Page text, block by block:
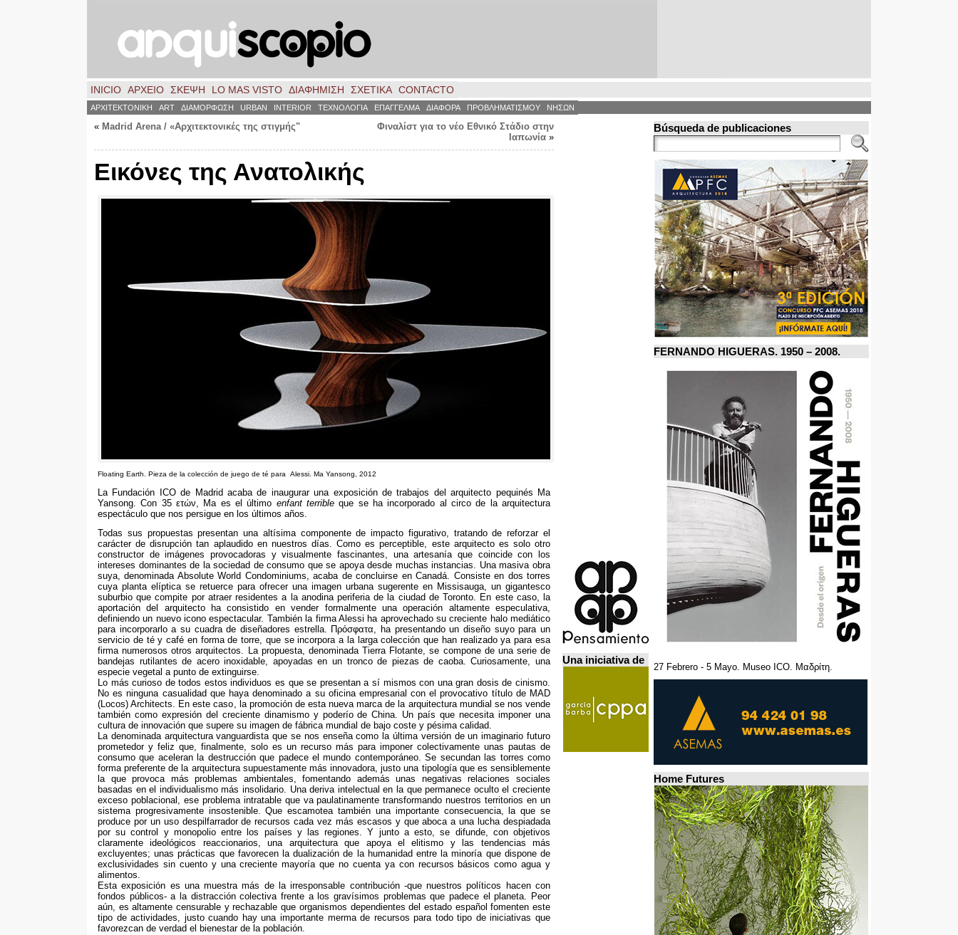
INICIO ΑΡΧΕΙΟ ΣΚΈΨΗ LO MAS VISTO ΔΙΑΦΗΜΙΣΗ ΣΧΕΤΙΚΑ CONTACTO
ΑΡΧΙΤΕΚΤΟΝΙΚΗ ART ΔΙΑΜΟΡΦΩΣΗ URBAN INTERIOR ΤΕΧΝΟΛΟΓΙΑ ΕΠΑΓΓΕΛΜΑ ΔΙΑΦΟΡΑ ΠΡΟΒΛΗΜΑΤΙΣΜΟΥ ΝΗΣΩΝ
« Madrid Arena / «Αρχιτεκτονικές της στιγμής"
Φιναλίστ για το νέο Εθνικό Στάδιο στην
Ιαπωνία »
Εικόνες της Ανατολικής
Floating Earth Pieza de la colección de juego de té para Alessi . Ma Yansong, 2012
La Fundación ICO de Madrid acaba de inaugurar una exposición de trabajos del arquitecto pequinés Ma
Yansong .Con 35 ετών, Ma es el último enfant terrible que se ha incorporado al circo de la arquitectura
espectáculo que nos persigue en los últimos años
Todas sus propuestas presentan una altísima componente de impacto figurativo, tratando de reforzar el
carácter de disrupción tan aplaudido en nuestros días.Como es perceptible, este arquitecto es solo otro
constructor de imágenes provocadoras y visualmente fascinantes, una artesanía que coincide con los
intereses dominantes de la sociedad de consumo que se apoya desde muchas instancias. Una masiva obra
suya,denominada Absolute World Condominiums,acaba de concluirse en Canadá. Consiste en dos torres
cuya planta elíptica se retuerce para ofrecer una imagen urbana sugerente en Missisauga, un gigantesco
suburbio que compite por atraer residentes a la anodina periferia de la ciudad de Toronto. En este caso, la
aportación del arquitecto ha consistido en vender formalmente una operación altamente especulativa,
definiendo un nuevo icono espectacular. También la firma Alessi ha aprovechado su creciente halo mediático
para incorporarlo a su cuadra de diseñadores estrella. Πρόσφατα, ha presentando un diseño suyo para un
servicio de té y café en forma de torre, que se incorpora a la larga colección que han realizado ya para esa
firma numerosos otros arquitectos. La propuesta, denominada Tierra Flotante,se compone de una serie de
bandejas rutilantes de acero inoxidable, apoyadas en un tronco de piezas de caoba.Curiosamente,una
especie vegetal a punto de extinguirse.
Lo más curioso de todos estos individuos es que se presentan a sí mismos con una gran dosis de cinismo.
No es ninguna casualidad que haya denominado a su oficina empresarial con el provocativo título de MAD
(Locos)Architects. En este caso, la promoción de esta nueva marca de la arquitectura mundial se nos vende
también como expresión del creciente dinamismo y poderío de China. Un país que necesita imponer una
cultura de innovación que supere su imagen de fábrica mundial de bajo coste y pésima calidad.
La denominada arquitectura vanguardista que se nos enseña como la última versión de un imaginario futuro
prometedor y feliz que, finalmente, solo es un recurso más para imponer colectivamente unas pautas de
consumo que aceleran la destrucción que padece el mundo contemporáneo.Se secundan las torres como
forma preferente de la arquitectura supuestamente más innovadora,justo una tipología que es sensiblemente
la que provoca más problemas ambientales,fomentando además unas negativas relaciones sociales
basadas en el individualismo más insolidario. Una deriva intelectual en la que permanece oculto el creciente
exceso poblacional , ese problema intratable que va paulatinamente transformando nuestros territorios en un
sistema progresivamente insostenible.Que escamotea también una importante consecuencia,
la que se
produce por un uso despilfarrador de recursos cada vez más escasos y que aboca a una lucha despiadada
por su control y monopolio entre los países y las regiones.Y junto a esto,se difunde, con objetivos
claramente ideológicos reaccionarios,una arquitectura que apoya el elitismo y las tendencias más
excluyentes;unas prácticas que favorecen la dualización de la humanidad entre la minoría que dispone de
exclusividades sin cuento y una creciente mayoría que no cuenta ya con recursos básicos como agua y
alimentos.
Esta exposición es una muestra más de la irresponsable contribución -que nuestros políticos hacen con
fondos públicos-a la distracción colectiva frente a los gravísimos problemas que padece el planeta. Peor
aún, es altamente censurable y rechazable que organismos dependientes del estado español fomenten este
tipo de actividades, justo cuando hay una importante merma de recursos para todo tipo de iniciativas que
favorezcan de verdad el bienestar de la población.
Una iniciativa de
Búsqueda de publicaciones
FERNANDO HIGUERAS. 1950 – 2008.
27 Febrero - 5 Mayo. Museo ICO. Μαδρίτη.
Home Futures